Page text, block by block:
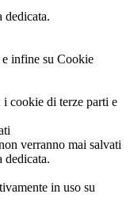
dedicata.
e infine su Cookie
cookie di terze parti e
verranno mai salvati
dedicata.
in uso su